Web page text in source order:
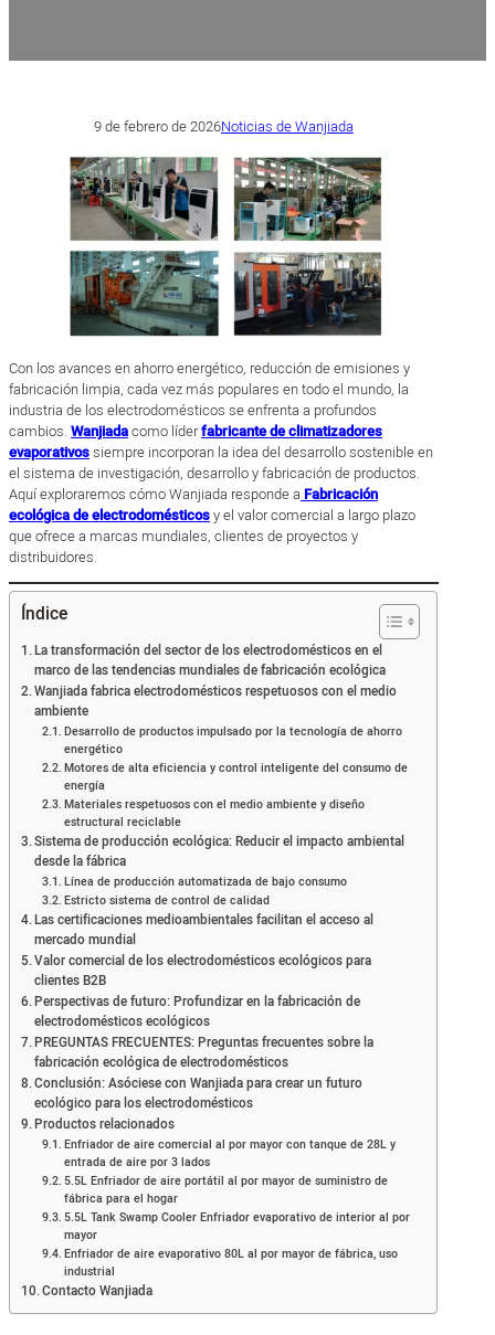
9 de febrero de 2026Noticias de Wanjiada
Con los avances en ahorro energético, reducción de emisiones y
fabricación limpia, cada vez más populares en todo el mundo, la
industria de los electrodomésticos se enfrenta a profundos
cambios. Wanjiadacomo líderfabricante de climatizadores
evaporativossiempre incorporan la idea del desarrollo sostenible en
el sistema de investigación, desarrollo y fabricación de productos.
Aquí exploraremos cómo Wanjiada responde a Fabricación
ecológica de electrodomésticosy el valor comercial a largo plazo
que ofrece a marcas mundiales, clientes de proyectos y
distribuidores.
Índice
La transformación del sector de los electrodomésticos en el
marco de las tendencias mundiales de fabricación ecológica
Wanjiada fabrica electrodomésticos respetuosos con el medio
ambiente
Desarrollo de productos impulsado por la tecnología de ahorro
energético
Motores de alta eficiencia y control inteligente del consumo de
energía
Materiales respetuosos con el medio ambiente y diseño
estructural reciclable
Sistema de producción ecológica: Reducir el impacto ambiental
desde la fábrica
Línea de producción automatizada de bajo consumo
Estricto sistema de control de calidad
Las certificaciones medioambientales facilitan el acceso al
mercado mundial
Valor comercial de los electrodomésticos ecológicos para
clientes B2B
Perspectivas de futuro: Profundizar en la fabricación de
electrodomésticos ecológicos
PREGUNTAS FRECUENTES: Preguntas frecuentes sobre la
fabricación ecológica de electrodomésticos
Conclusión: Asóciese con Wanjiada para crear un futuro
ecológico para los electrodomésticos
Productos relacionados
Enfriador de aire comercial al por mayor con tanque de 28L y
entrada de aire por 3 lados
5.5L Enfriador de aire portátil al por mayor de suministro de
fábrica para el hogar
5.5L Tank Swamp Cooler Enfriador evaporativo de interior al por
mayor
Enfriador de aire evaporativo 80L al por mayor de fábrica, uso
industrial
Contacto Wanjiada